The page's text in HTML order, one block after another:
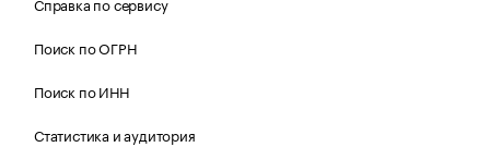
Поиск по ОГРН
Поиск по ИНН
Статистика и аудитория